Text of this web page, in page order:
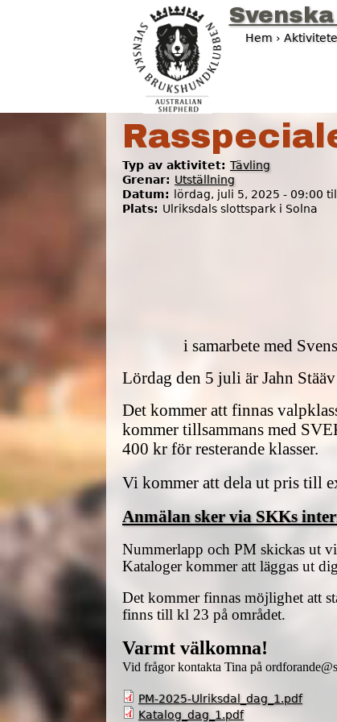
Typ av aktivitet: Tävling
Grenar: Utställning
Datum:
lördag, juli 5, 2025 - 09:00 till
Plats: Ulriksdals slottspark i Solna
i samarbete med
Lördag den 5 juli är Jahn
Det kommer att finnas
kommer tillsammans med
400 kr för resterande klasser.
Vi kommer att dela ut pris till
Anmälan sker via SKKs
Nummerlapp och PM skickas ut
Kataloger kommer att läggas ut
Det kommer finnas möjlighet att
finns till kl 23 på området.
Varmt välkomna!
Vid frågor kontakta Tina på
PM-2025-Ulriksdal_dag_1.pdf
Katalog_dag_1.pdf
ä
r
h
ä
Hem ›